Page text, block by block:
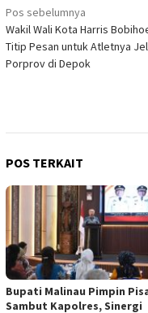
Navigasi
pos
Pos sebelumnya
Wakil Wali Kota Harris
Titip Pesan untuk Atletnya
Porprov di Depok
POS TERKAIT
Bupati Malinau Pimpin
Sambut Kapolres, Sinergi